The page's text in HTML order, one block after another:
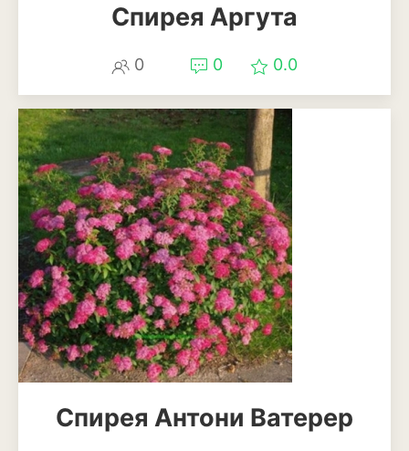
Спирея Аргута
0 0 0.0
Спирея Антони Ватерер